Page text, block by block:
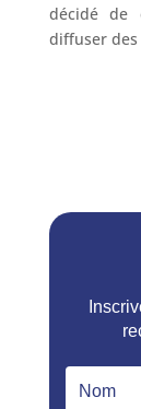
décidé de
diffuser des